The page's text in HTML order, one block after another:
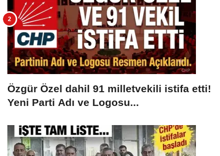
Özgür Özel dahil 91 milletvekili istifa etti!
Yeni Parti Adı ve Logosu...